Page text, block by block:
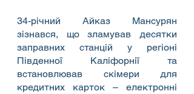
34-річний Айказ Мансурян
зізнався, що зламував десятки
заправних станцій у регіоні
Південної Каліфорнії та
встановлював скімери для
кредитних карток – електронні